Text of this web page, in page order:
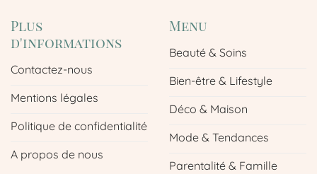
Plus
d'informations
Contactez-nous
Mentions légales
Politique de confidentialité
A propos de nous
Menu
Beauté & Soins
Bien-être & Lifestyle
Déco & Maison
Mode & Tendances
Parentalité & Famille